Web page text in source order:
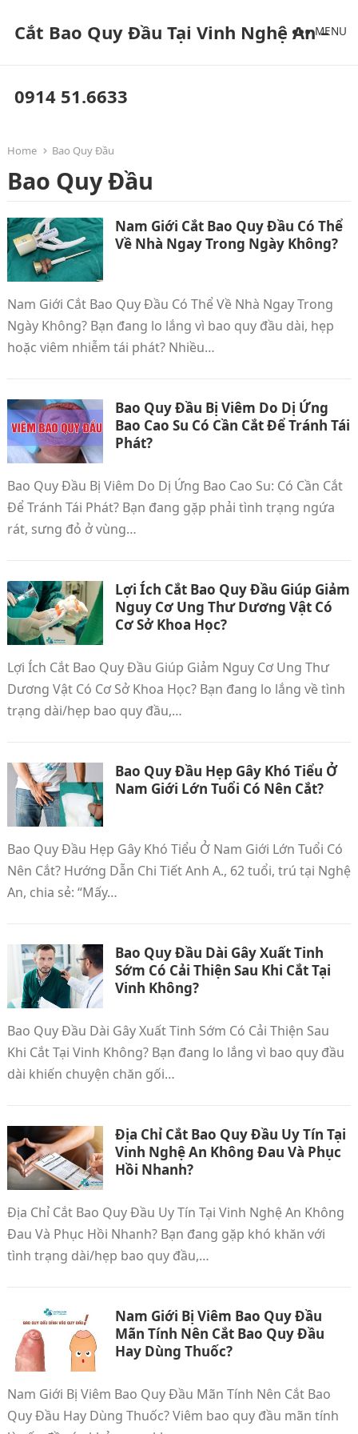
Cắt Bao Quy Đầu Tại Vinh Nghệ An –
0914 51.6633
MENU
Home Bao Quy Đầu
Bao Quy Đầu
Nam Giới Cắt Bao Quy Đầu Có Thể
Về Nhà Ngay Trong Ngày Không?
Nam Giới Cắt Bao Quy Đầu Có Thể Về Nhà Ngay Trong
Ngày Không? Bạn đang lo lắng vì bao quy đầu dài, hẹp
hoặc viêm nhiễm tái phát? Nhiều…
Bao Quy Đầu Bị Viêm Do Dị Ứng
Bao Cao Su Có Cần Cắt Để Tránh Tái
Phát?
Bao Quy Đầu Bị Viêm Do Dị Ứng Bao Cao Su: Có Cần Cắt
Để Tránh Tái Phát? Bạn đang gặp phải tình trạng ngứa
rát, sưng đỏ ở vùng…
Lợi Ích Cắt Bao Quy Đầu Giúp Giảm
Nguy Cơ Ung Thư Dương Vật Có
Cơ Sở Khoa Học?
Lợi Ích Cắt Bao Quy Đầu Giúp Giảm Nguy Cơ Ung Thư
Dương Vật Có Cơ Sở Khoa Học? Bạn đang lo lắng về tình
trạng dài/hẹp bao quy đầu,…
Bao Quy Đầu Hẹp Gây Khó Tiểu Ở
Nam Giới Lớn Tuổi Có Nên Cắt?
Bao Quy Đầu Hẹp Gây Khó Tiểu Ở Nam Giới Lớn Tuổi Có
Nên Cắt? Hướng Dẫn Chi Tiết Anh A., 62 tuổi, trú tại Nghệ
An, chia sẻ: “Mấy…
Bao Quy Đầu Dài Gây Xuất Tinh
Sớm Có Cải Thiện Sau Khi Cắt Tại
Vinh Không?
Bao Quy Đầu Dài Gây Xuất Tinh Sớm Có Cải Thiện Sau
Khi Cắt Tại Vinh Không? Bạn đang lo lắng vì bao quy đầu
dài khiến chuyện chăn gối…
Địa Chỉ Cắt Bao Quy Đầu Uy Tín Tại
Vinh Nghệ An Không Đau Và Phục
Hồi Nhanh?
Địa Chỉ Cắt Bao Quy Đầu Uy Tín Tại Vinh Nghệ An Không
Đau Và Phục Hồi Nhanh? Bạn đang gặp khó khăn với
tình trạng dài/hẹp bao quy đầu,…
Nam Giới Bị Viêm Bao Quy Đầu
Mãn Tính Nên Cắt Bao Quy Đầu
Hay Dùng Thuốc?
Nam Giới Bị Viêm Bao Quy Đầu Mãn Tính Nên Cắt Bao
Quy Đầu Hay Dùng Thuốc? Viêm bao quy đầu mãn tính